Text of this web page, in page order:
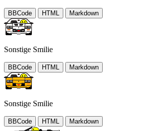
BBCode HTML Markdown
Sonstige Smilie
BBCode HTML Markdown
Sonstige Smilie
BBCode HTML Markdown